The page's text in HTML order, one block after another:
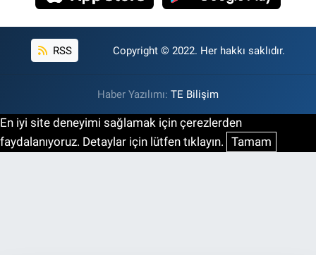
RSS Copyright © 2022. Her hakkı saklıdır.
Haber Yazılımı: TE Bilişim
En iyi site deneyimi sağlamak için çerezlerden
faydalanıyoruz. Detaylar için lütfen tıklayın. Tamam